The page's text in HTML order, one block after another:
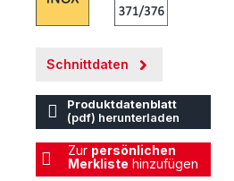
Schnittdaten
Produktdatenblatt
(pdf) herunterladen
Zur persönlichen
Merkliste hinzufügen